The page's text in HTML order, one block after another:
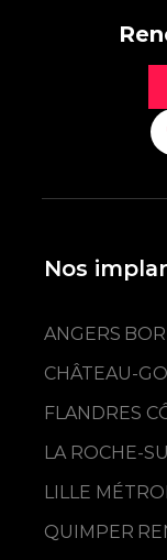
Nos
ANGERS
CHÂTEAU-
FLANDRES
LA ROCHE-
LILLE
QUIMPER